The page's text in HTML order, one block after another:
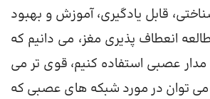
قابل یادگیری، آموزش و بهبود
انعطاف پذیری مغز، می دانیم که
عصبی استفاده کنیم، قوی تر می
می توان در مورد شبکه های عصبی که